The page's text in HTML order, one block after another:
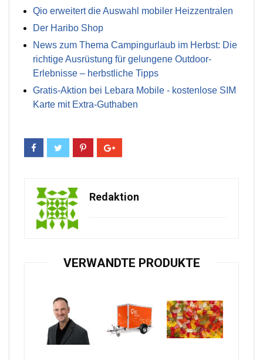
Qio erweitert die Auswahl mobiler Heizzentralen
Der Haribo Shop
News zum Thema Campingurlaub im Herbst: Die
richtige Ausrüstung für gelungene Outdoor-
Erlebnisse – herbstliche Tipps
Gratis-Aktion bei Lebara Mobile - kostenlose SIM
Karte mit Extra-Guthaben
Redaktion
VERWANDTE PRODUKTE